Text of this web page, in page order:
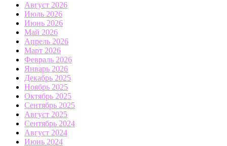
Август 2026
Июль 2026
Июнь 2026
Май 2026
Апрель 2026
Март 2026
Февраль 2026
Январь 2026
Декабрь 2025
Ноябрь 2025
Октябрь 2025
Сентябрь 2025
Август 2025
Сентябрь 2024
Август 2024
Июнь 2024